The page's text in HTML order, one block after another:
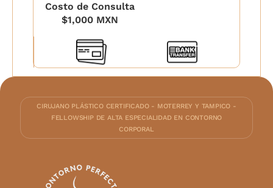
Costo de Consulta
$1,000 MXN
CIRUJANO PLÁSTICO CERTIFICADO - MOTERREY Y TAMPICO -
FELLOWSHIP DE ALTA ESPECIALIDAD EN CONTORNO
CORPORAL